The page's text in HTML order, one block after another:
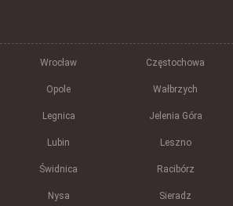
Wrocław Częstochowa
Opole Wałbrzych
Legnica Jelenia Góra
Lubin Leszno
Świdnica Racibórz
Nysa Sieradz